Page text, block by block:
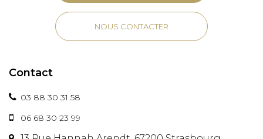
NOUS CONTACTER
Contact
03 88 30 31 58
06 68 30 23 99